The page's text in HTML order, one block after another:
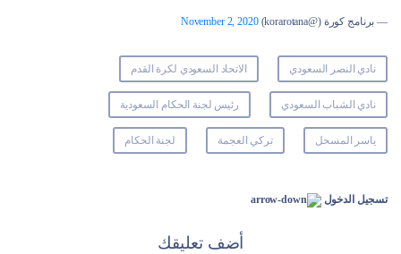
— برنامج كورة (@korarotana) November 2, 2020
نادي النصر السعودي الاتحاد السعودي لكرة القدم
نادي الشباب السعودي رئيس لجنة الحكام السعودية
ياسر المسحل تركي العجمة لجنة الحكام
تسجيل الدخول
أضف تعليقك